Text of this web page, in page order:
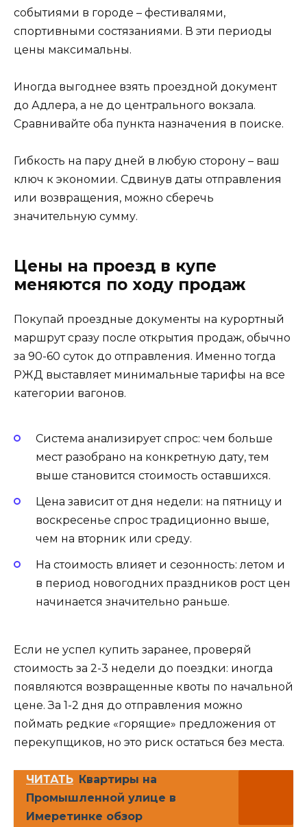
событиями в городе – фестивалями,
спортивными состязаниями. В эти периоды
цены максимальны.
Иногда выгоднее взять проездной документ
до Адлера, а не до центрального вокзала.
Сравнивайте оба пункта назначения в поиске.
Гибкость на пару дней в любую сторону – ваш
ключ к экономии. Сдвинув даты отправления
или возвращения, можно сберечь
значительную сумму.
Цены на проезд в купе
меняются по ходу продаж
Покупай проездные документы на курортный
маршрут сразу после открытия продаж, обычно
за 90-60 суток до отправления. Именно тогда
РЖД выставляет минимальные тарифы на все
категории вагонов.
Система анализирует спрос: чем больше
мест разобрано на конкретную дату, тем
выше становится стоимость оставшихся.
Цена зависит от дня недели: на пятницу и
воскресенье спрос традиционно выше,
чем на вторник или среду.
На стоимость влияет и сезонность: летом и
в период новогодних праздников рост цен
начинается значительно раньше.
Если не успел купить заранее, проверяй
стоимость за 2-3 недели до поездки: иногда
появляются возвращенные квоты по начальной
цене. За 1-2 дня до отправления можно
поймать редкие «горящие» предложения от
перекупщиков, но это риск остаться без места.
ЧИТАТЬ Квартиры на
Промышленной улице в
Имеретинке обзор